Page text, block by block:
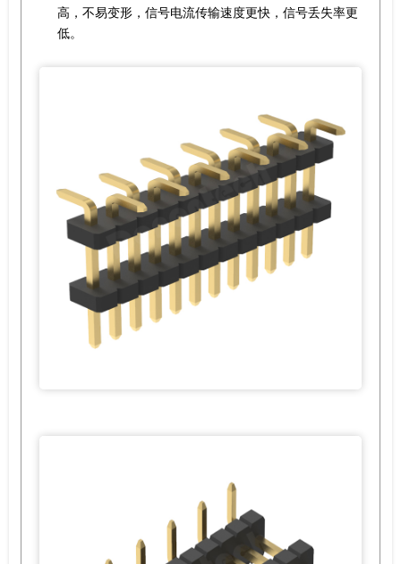
高，不易变形，信号电流传输速度更快，信号丢失率更
低。